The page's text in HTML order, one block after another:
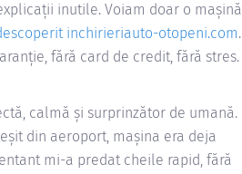
inutile. Voiam doar o mașină
inchirieriauto-otopeni.com.
fără card de credit, fără stres.
calmă și surprinzător de umană.
din aeroport, mașina era deja
mi-a predat cheile rapid, fără